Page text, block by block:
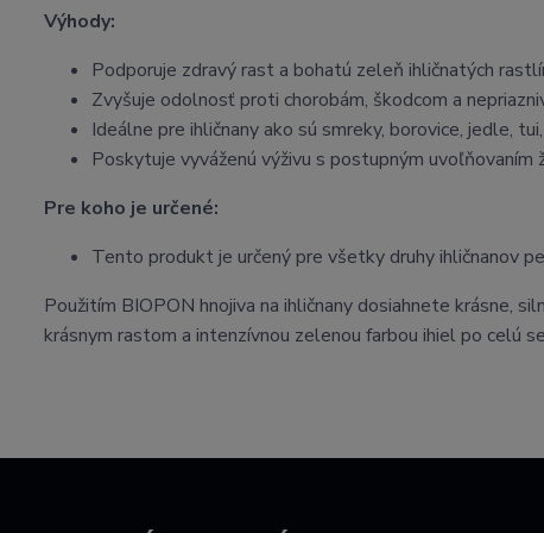
Výhody:
Podporuje zdravý rast a bohatú zeleň ihličnatých
Zvyšuje odolnosť proti chorobám, škodcom a
Ideálne pre ihličnany ako sú smreky, borovice, jedle,
Poskytuje vyváženú výživu s postupným uvoľňovaním
Pre koho je určené:
Tento produkt je určený pre všetky druhy ihličnanov
Použitím BIOPON hnojiva na ihličnany dosiahnete krásne,
krásnym rastom a intenzívnou zelenou farbou ihiel po celú